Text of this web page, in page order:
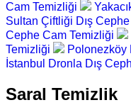
Cam Temizliği
Sultan Çiftliği Dış
Cephe Cam Temizliği
Temizliği
Polonezköy
İstanbul Dronla Dış
Saral Temizlik